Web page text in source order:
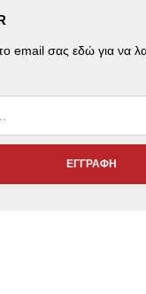
email σας εδώ για να